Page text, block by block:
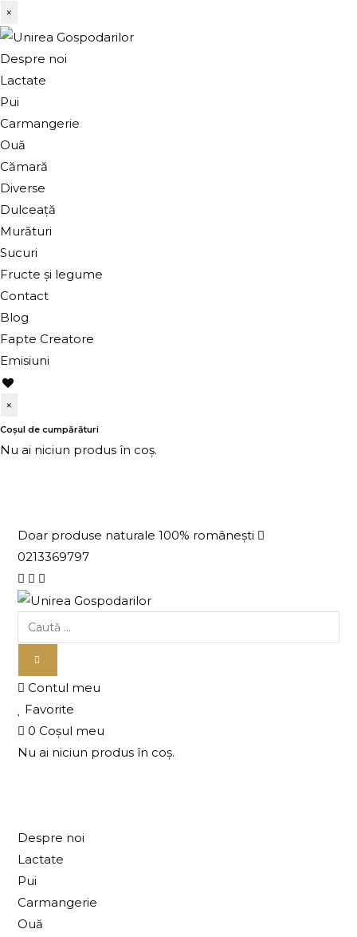
×
Despre noi
Lactate
Pui
Carmangerie
Ouă
Cămară
Diverse
Dulceață
Murături
Sucuri
Fructe și legume
Contact
Blog
Fapte Creatore
Emisiuni
×
Coșul de cumpărături
Nu ai niciun produs în coș.
Doar produse naturale 100% românești
0213369797
Contul meu
Favorite
0 Coșul meu
Nu ai niciun produs în coș.
Despre noi
Lactate
Pui
Carmangerie
Ouă